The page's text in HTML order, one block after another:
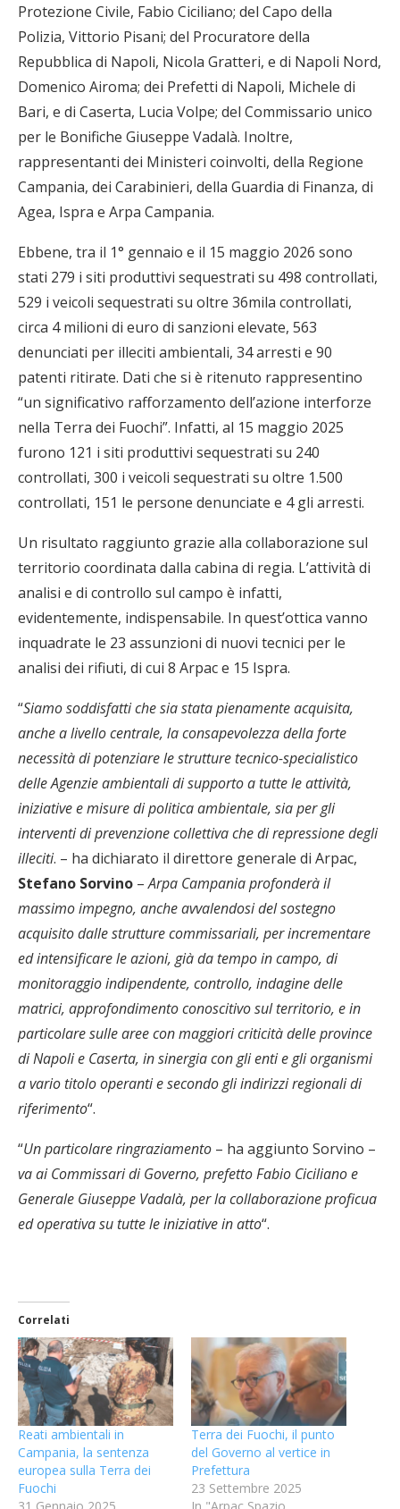
Protezione Civile, Fabio Ciciliano; del Capo della
Polizia, Vittorio Pisani; del Procuratore della
Repubblica di Napoli, Nicola Gratteri, e di Napoli Nord,
Domenico Airoma; dei Prefetti di Napoli, Michele di
Bari, e di Caserta, Lucia Volpe; del Commissario unico
per le Bonifiche Giuseppe Vadalà. Inoltre,
rappresentanti dei Ministeri coinvolti, della Regione
Campania, dei Carabinieri, della Guardia di Finanza, di
Agea, Ispra e Arpa Campania.
Ebbene, tra il 1° gennaio e il 15 maggio 2026 sono
stati 279 i siti produttivi sequestrati su 498 controllati,
529 i veicoli sequestrati su oltre 36mila controllati,
circa 4 milioni di euro di sanzioni elevate, 563
denunciati per illeciti ambientali, 34 arresti e 90
patenti ritirate. Dati che si è ritenuto rappresentino
“un significativo rafforzamento dell’azione interforze
nella Terra dei Fuochi”. Infatti, al 15 maggio 2025
furono 121 i siti produttivi sequestrati su 240
controllati, 300 i veicoli sequestrati su oltre 1.500
controllati, 151 le persone denunciate e 4 gli arresti.
Un risultato raggiunto grazie alla collaborazione sul
territorio coordinata dalla cabina di regia. L’attività di
analisi e di controllo sul campo è infatti,
evidentemente, indispensabile. In quest’ottica vanno
inquadrate le 23 assunzioni di nuovi tecnici per le
analisi dei rifiuti, di cui 8 Arpac e 15 Ispra.
“Siamo soddisfatti che sia stata pienamente acquisita,
anche a livello centrale, la consapevolezza della forte
necessità di potenziare le strutture tecnico-specialistico
delle Agenzie ambientali di supporto a tutte le attività,
iniziative e misure di politica ambientale, sia per gli
interventi di prevenzione collettiva che di repressione degli
illeciti. – ha dichiarato il direttore generale di Arpac,
Stefano Sorvino –Arpa Campania profonderà il
massimo impegno, anche avvalendosi del sostegno
acquisito dalle strutture commissariali, per incrementare
ed intensificare le azioni, già da tempo in campo, di
monitoraggio indipendente, controllo, indagine delle
matrici, approfondimento conoscitivo sul territorio, e in
particolare sulle aree con maggiori criticità delle province
di Napoli e Caserta, in sinergia con gli enti e gli organismi
a vario titolo operanti e secondo gli indirizzi regionali di
riferimento“.
“Un particolare ringraziamento – ha aggiunto Sorvino –
va ai Commissari di Governo, prefetto Fabio Ciciliano e
Generale Giuseppe Vadalà, per la collaborazione proficua
ed operativa su tutte le iniziative in atto“.
Correlati
Reati ambientali in
Campania, la sentenza
europea sulla Terra dei
Fuochi
Terra dei Fuochi, il punto
del Governo al vertice in
Prefettura
23 Settembre 2025